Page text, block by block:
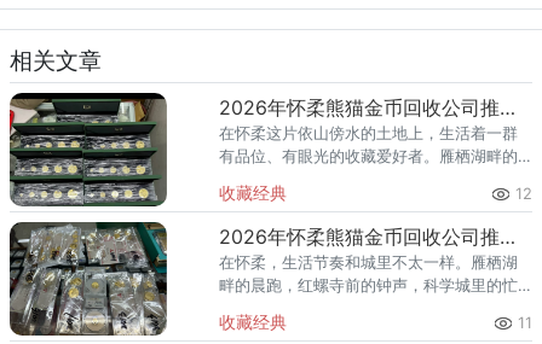
相关文章
2026年怀柔熊猫金币回收公司推荐 怀柔回收熊猫金币渠道
在怀柔这片依山傍水的土地上，生活着一群
有品位、有眼光的收藏爱好者。雁栖湖畔的
红螺寺的香火绵延不绝——怀柔的藏家群体
也在悄然壮大。熊猫金币，作为
收藏经典 12
2026年怀柔熊猫金币回收公司推荐 怀柔哪里回收熊猫金币
在怀柔，生活节奏和城里不太一样。雁栖湖
畔的晨跑，红螺寺前的钟声，科学城里的忙
值。熊猫金币作为兼具投资与收藏属性的热
收藏经典 11